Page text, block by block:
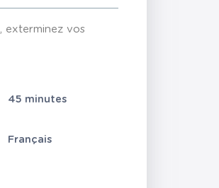
, exterminez vos
45 minutes
Français